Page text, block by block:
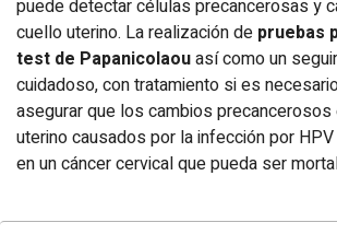
puede detectar células precancerosas y
cuello uterino. La realización de pruebas
test de Papanicolaouasí como un
cuidadoso, con tratamiento si es
asegurar que los cambios
uterino causados por la infección por
en un cáncer cervical que pueda ser